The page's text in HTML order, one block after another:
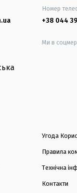
Номер
+38 044
Ми в
Угода
Правила
Технічна
Контакти